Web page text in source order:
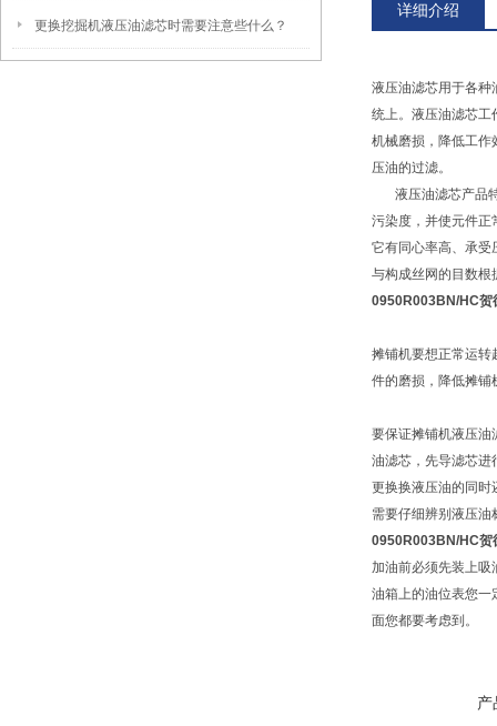
更换挖掘机液压油滤芯时需要注意些什么？
详细介绍
液压油滤芯用于各种
统上。液压油滤芯工
机械磨损，降低工作
压油的过滤。
液压油滤芯产品特
污染度，并使元件正
它有同心率高、承受
与构成丝网的目数根
0950R003BN/HC贺
摊铺机要想正常运转
件的磨损，降低摊铺
要保证摊铺机液压油
油滤芯，先导滤芯进
更换换液压油的同时
需要仔细辨别液压
0950R003BN/HC贺
加油前必须先装上吸
油箱上的油位表您一
面您都要考虑到。
产